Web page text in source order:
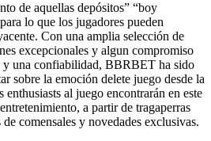
de aquellas depósitos” “boy
lo que los jugadores pueden
Con una amplia selección de
excepcionales y algun compromiso
y una confiabilidad, BBRBET ha sido
sobre la emoción delete juego desde la
al juego encontrarán en este
a partir de tragaperras
comensales y novedades exclusivas.